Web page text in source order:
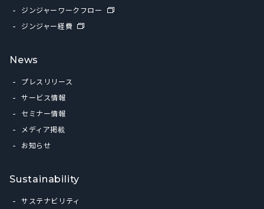
ジンジャーワークフロー
ジンジャー経費
News
プレスリリース
サービス情報
セミナー情報
メディア掲載
お知らせ
Sustainability
サステナビリティ